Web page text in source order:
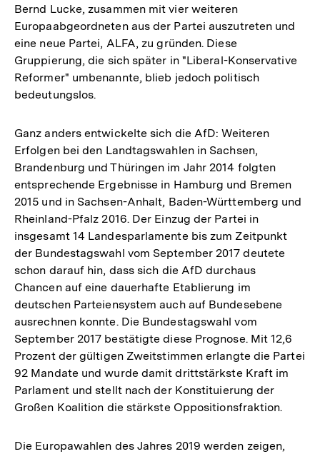
Bernd Lucke, zusammen mit vier weiteren
Europaabgeordneten aus der Partei auszutreten und
eine neue Partei, ALFA, zu gründen. Diese
Gruppierung, die sich später in "Liberal-Konservative
Reformer" umbenannte, blieb jedoch politisch
bedeutungslos.
Ganz anders entwickelte sich die AfD: Weiteren
Erfolgen bei den Landtagswahlen in Sachsen,
Brandenburg und Thüringen im Jahr 2014 folgten
entsprechende Ergebnisse in Hamburg und Bremen
2015 und in Sachsen-Anhalt, Baden-Württemberg und
Rheinland-Pfalz 2016. Der Einzug der Partei in
insgesamt 14 Landesparlamente bis zum Zeitpunkt
der Bundestagswahl vom September 2017 deutete
schon darauf hin, dass sich die AfD durchaus
Chancen auf eine dauerhafte Etablierung im
deutschen Parteiensystem auch auf Bundesebene
ausrechnen konnte. Die Bundestagswahl vom
September 2017 bestätigte diese Prognose. Mit 12,6
Prozent der gültigen Zweitstimmen erlangte die Partei
92 Mandate und wurde damit drittstärkste Kraft im
Parlament und stellt nach der Konstituierung der
Großen Koalition die stärkste Oppositionsfraktion.
Die Europawahlen des Jahres 2019 werden zeigen,